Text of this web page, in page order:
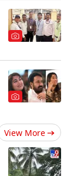
View More